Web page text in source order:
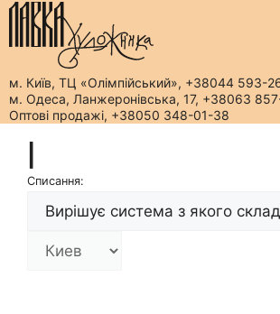
м. Київ, ТЦ «Олімпійський», +38044 593-
м. Одеса, Ланжеронівська, 17, +38063
Оптові продажі, +38050 348-01-38
вмістуСписання: